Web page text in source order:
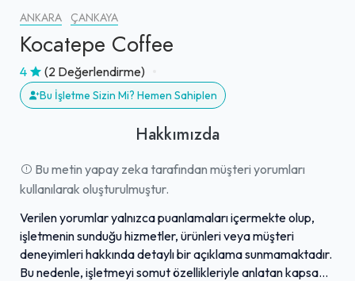
ANKARA ÇANKAYA
Kocatepe Coffee
4 (2 Değerlendirme)
Bu İşletme Sizin Mi? Hemen Sahiplen
Hakkımızda
Bu metin yapay zeka tarafından müşteri yorumları
kullanılarak oluşturulmuştur.
Verilen yorumlar yalnızca puanlamaları içermekte olup,
işletmenin sunduğu hizmetler, ürünleri veya müşteri
deneyimleri hakkında detaylı bir açıklama sunmamaktadır.
Bu nedenle, işletmeyi somut özellikleriyle anlatan kapsamlı